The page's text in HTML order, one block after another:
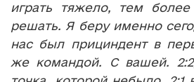
играть тяжело, тем более
решать. Я беру именно
нас был прициндент в
же командой. С вашей.